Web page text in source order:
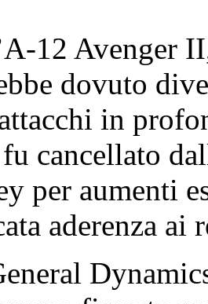
12 Avenger
dovuto
in
cancellato
per aumenti
aderenza